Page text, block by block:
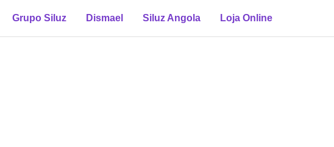
Grupo Siluz Dismael Siluz Angola Loja Online